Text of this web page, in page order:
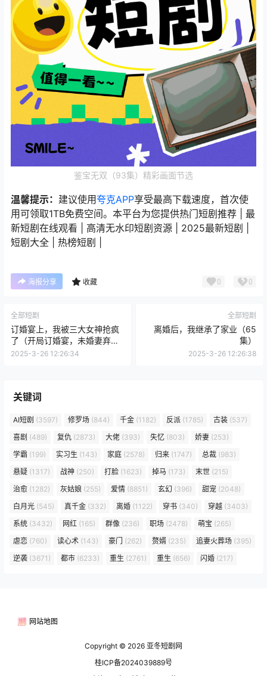
鉴宝无双（93集）精彩画面节选
温馨提示： 建议使用夸克APP享受最高下载速度，首次使
用可领取1TB免费空间。本平台为您提供热门短剧推荐 | 最
新短剧在线观看 | 高清无水印短剧资源 | 2025最新短剧 |
短剧大全 | 热榜短剧 |
海报分享 收藏 0 0
全部短剧
订婚宴上，我被三大女神抢疯
了（开局订婚宴，未婚妻弃我
而去）95集
2025-3-26 12:26:34
全部短剧
离婚后，我继承了家业（65
集）
2025-3-26 12:26:38
关键词
AI短剧 (3597) 修罗场 (844) 千金 (1182) 反派 (1785) 古装 (537)
喜剧 (489) 复仇 (2873) 大佬 (393) 失忆 (803) 娇妻 (253)
学霸 (199) 实习生 (143) 家庭 (2578) 归来 (1747) 总裁 (983)
悬疑 (1317) 战神 (250) 打脸 (1623) 掉马 (173) 末世 (215)
治愈 (1282) 灰姑娘 (255) 爱情 (8851) 玄幻 (396) 甜宠 (2048)
白月光 (545) 真千金 (332) 离婚 (1122) 穿书 (340) 穿越 (3403)
系统 (3432) 网红 (165) 群像 (236) 职场 (2478) 萌宝 (265)
虐恋 (760) 读心术 (143) 豪门 (262) 赘婿 (235) 追妻火葬场 (395)
逆袭 (3671) 都市 (6233) 重生 (2761) 重生 (656) 闪婚 (217)
网站地图
Copyright © 2026 亚冬短剧网
桂ICP备2024039889号